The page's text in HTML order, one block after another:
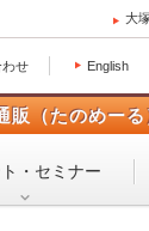
大
わせ English
販（たのめーる
・ セミナー